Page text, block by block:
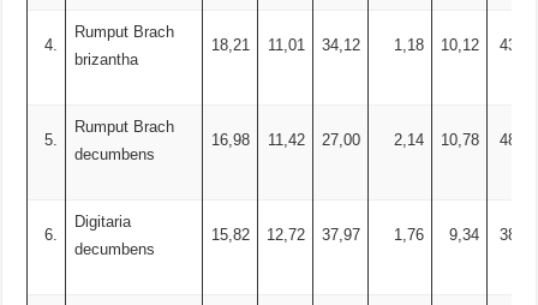
4.
Rumput Brach
brizantha
18,21 11,01 34,12 1,18 10,12 43,57
5.
Rumput Brach
decumbens
16,98 11,42 27,00 2,14 10,78 48,66
6.
Digitaria
decumbens
15,82 12,72 37,97 1,76 9,34 38,22